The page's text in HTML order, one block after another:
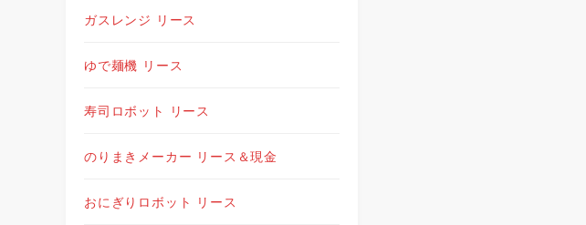
ガスレンジ リース
ゆで麺機 リース
寿司ロボット リース
のりまきメーカー リース＆現金
おにぎりロボット リース